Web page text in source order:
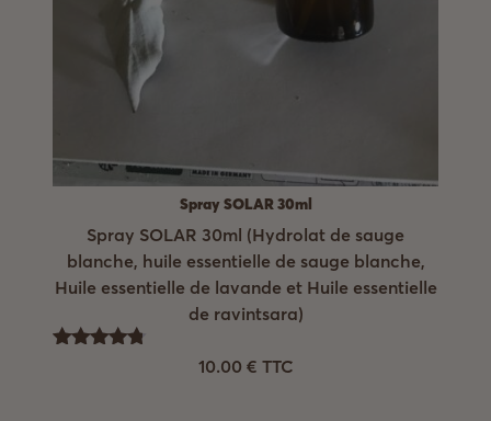
Spray SOLAR 30ml
Spray SOLAR 30ml (Hydrolat de sauge
blanche, huile essentielle de sauge blanche,
Huile essentielle de lavande et Huile essentielle
de ravintsara)
10.00 € TTC